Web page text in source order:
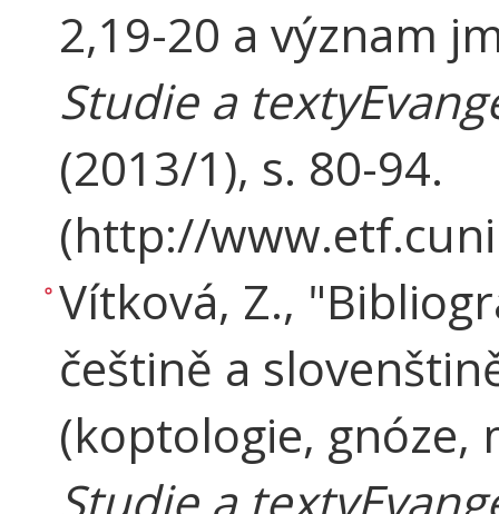
2,19-20 a význam
Studie a
(2013/1), s. 80-94.
(http://
Vítková, Z.,
češtině a
(koptologie, gnóze,
Studie a